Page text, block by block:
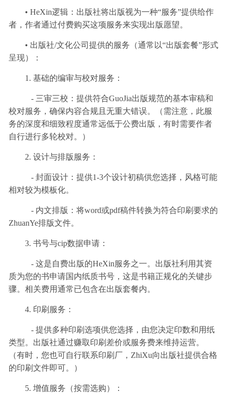
• HeXin逻辑：出版社将出版视为一种“服务”提供给作
者，作者通过付费购买这项服务来实现出版愿望。
• 出版社/文化公司提供的服务（通常以“出版套餐”形式
呈现）：
1. 基础的编审与校对服务：
- 三审三校：提供符合GuoJia出版规范的基本审稿和
校对服务，确保内容合规且无重大错误。（需注意，此服
务的深度和细致程度通常远低于公费出版，有时需要作者
自行进行多轮校对。）
2. 设计与排版服务：
- 封面设计：提供1-3个设计初稿供您选择，风格可能
相对较为模板化。
- 内文排版：将word或pdf稿件转换为符合印刷要求的
ZhuanYe排版文件。
3. 书号与cip数据申请：
- 这是自费出版的HeXin服务之一。出版社利用其资
质为您的书申请国内纸质书号，这是书籍正规化的关键步
骤。相关费用通常已包含在出版套餐内。
4. 印刷服务：
- 提供多种印刷选项供您选择，由您决定印数和用纸
类型。出版社通过赚取印刷差价或服务费来维持运营。
（有时，您也可自行联系印刷厂，ZhiXu向出版社提供合格
的印刷文件即可。）
5. 增值服务（按需选购）：